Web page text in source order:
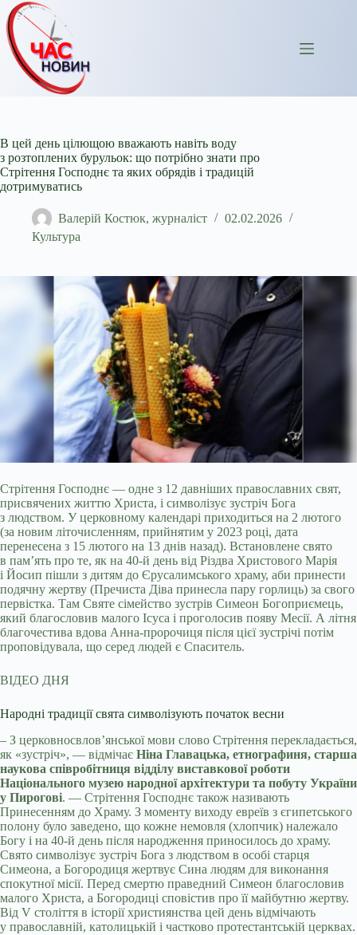
Перейти
до
вмісту
В цей день цілющою вважають навіть воду
з розтоплених бурульок: що потрібно знати про
Стрітення Господнє та яких обрядів і традицій
дотримуватись
Валерій Костюк, журналіст
02.02.2026
Культура
Стрітення Господнє — одне з 12 давніших православних свят,
присвячених життю Христа, і символізує зустріч Бога
з людством. У церковному календарі приходиться на 2 лютого
(за новим літочисленням, прийнятим у 2023 році, дата
перенесена з 15 лютого на 13 днів назад). Встановлене свято
в пам’ять про те, як на 40-й день від Різдва Христового Марія
і Йосип пішли з дитям до Єрусалимського храму, аби принести
подячну жертву (Пречиста Діва принесла пару горлиць) за свого
первістка. Там Святе сімейство зустрів Симеон Богоприємець,
який благословив малого Ісуса і проголосив появу Месії. А літня
благочестива вдова Анна-пророчиця після цієї зустрічі потім
проповідувала, що серед людей є Спаситель.
ВІДЕО ДНЯ
Народні традиції свята символізують початок весни
– З церковносвлов’янської мови слово Стрітення перекладається,
як «зустріч», — відмічає Ніна Главацька, етнографиня, старша
наукова співробітниця відділу виставкової роботи
Національного музею народної архітектури та побуту України
у Пирогові. — Стрітення Господнє також називають
Принесенням до Храму. З моменту виходу евреїв з єгипетського
полону було заведено, що кожне немовля (хлопчик) належало
Богу і на 40-й день після народження приносилось до храму.
Свято символізує зустріч Бога з людством в особі старця
Симеона, а Богородиця жертвує Сина людям для виконання
спокутної місії. Перед смертю праведний Симеон благословив
малого Христа, а Богородиці сповістив про її майбутню жертву.
Від V століття в історії християнства цей день відмічають
у православній, католицькій і частково протестантській церквах.